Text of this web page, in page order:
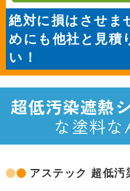
絶対に損はさせま
めにも他社と見積
い！
超低汚染遮熱
な塗料な
アステック 超低